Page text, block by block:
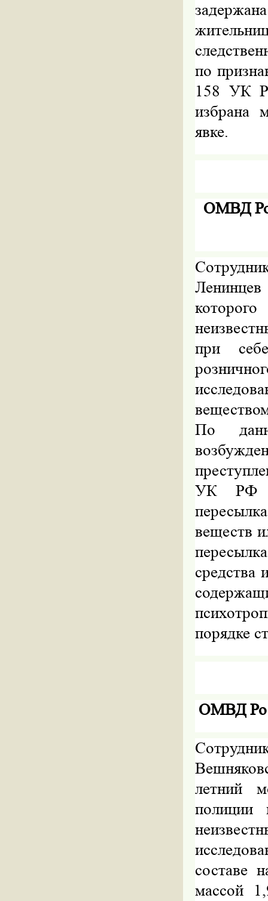
по
158 УК
избрана
явке.
ОМВД
при
По
УК РФ
веществ
средства
порядке
ОМВД
летний
полиции
составе
массой